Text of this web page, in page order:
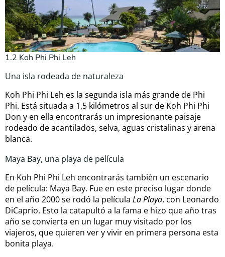
1.2 Koh Phi Phi Leh
Una isla rodeada de naturaleza
Koh Phi Phi Leh es la segunda isla más grande de Phi
Phi. Está situada a 1,5 kilómetros al sur de Koh Phi Phi
Don y en ella encontrarás un impresionante paisaje
rodeado de acantilados, selva, aguas cristalinas y arena
blanca.
Maya Bay, una playa de película
En Koh Phi Phi Leh encontrarás también un escenario
de película: Maya Bay. Fue en este preciso lugar donde
en el año 2000 se rodó la película La Playa, con Leonardo
DiCaprio. Esto la catapultó a la fama e hizo que año tras
año se convierta en un lugar muy visitado por los
viajeros, que quieren ver y vivir en primera persona esta
bonita playa.